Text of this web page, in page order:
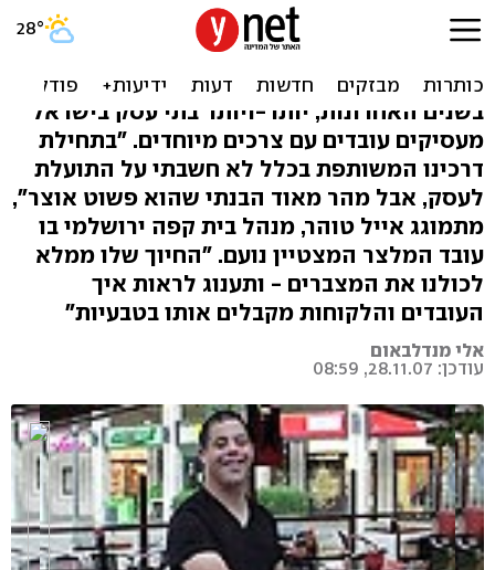
"העסקת אנשים עם
מוגבלויות היא רווח לכולם"
בשנים האחרונות, יותר-ויותר בתי עסק בישראל
מעסיקים עובדים עם צרכים מיוחדים. "בתחילת
דרכינו המשותפת בכלל לא חשבתי על התועלת
לעסק, אבל מהר מאוד הבנתי שהוא פשוט אוצר",
מתמוגג אייל טוהר, מנהל בית קפה ירושלמי בו
עובד המלצר המצטיין נועם. "החיוך שלו ממלא
לכולנו את המצברים - ותענוג לראות איך
העובדים והלקוחות מקבלים אותו בטבעיות"
אלי מנדלבאום
עודכן: 28.11.07, 08:59